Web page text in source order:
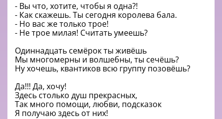
- Вы что, хотите, чтобы я одна?!
- Как скажешь. Ты сегодня королева бала.
- Но вас же только трое!
- Не трое милая! Считать умеешь?
Одиннадцать семёрок ты живёшь
Мы многомерны и волшебны, ты сечёшь?
Ну хочешь, квантиков всю группу позовёшь?
Да!!! Да, хочу!
Здесь столько душ прекрасных,
Так много помощи, любви, подсказок
Я получаю здесь от них!